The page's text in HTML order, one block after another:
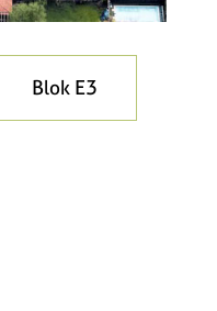
Blok E3